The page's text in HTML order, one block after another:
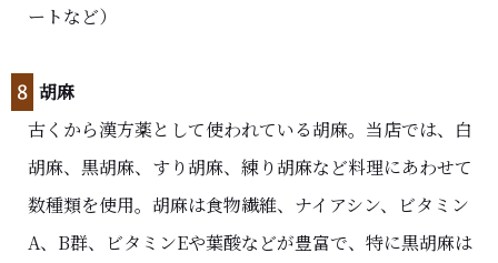
ートなど）
８ 胡麻
古くから漢方薬として使われている胡麻。当店では、白
胡麻、黒胡麻、すり胡麻、練り胡麻など料理にあわせて
数種類を使用。胡麻は食物繊維、ナイアシン、ビタミン
A、B群、ビタミンEや葉酸などが豊富で、特に黒胡麻は